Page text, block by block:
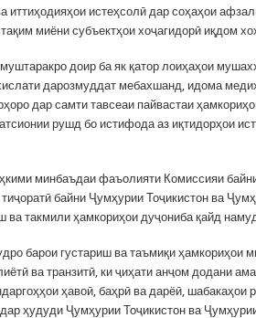
иттиҳодияҳои истеҳсолӣ дар соҳаҳои
миёни субъектҳои хоҷагидорӣ иқдом
доир ба як қатор лоиҳаҳои
дарозмуддат мебахшанд, идома
дар самти тавсеаи пайвастаи
рушд бо истифода аз иқтидорҳои
минбаъдаи фаъолияти Комиссияи
байни Ҷумҳурии Тоҷикистон ва
ва такмили ҳамкориҳои дуҷониба қайд
барои густариш ва таъмиқи ҳамкориҳои
ва транзитӣ, ки ҷиҳати анҷом додани
ҳавоӣ, баҳрӣ ва дарёӣ, шабакаҳои
ҳудуди Ҷумҳурии Тоҷикистон ва